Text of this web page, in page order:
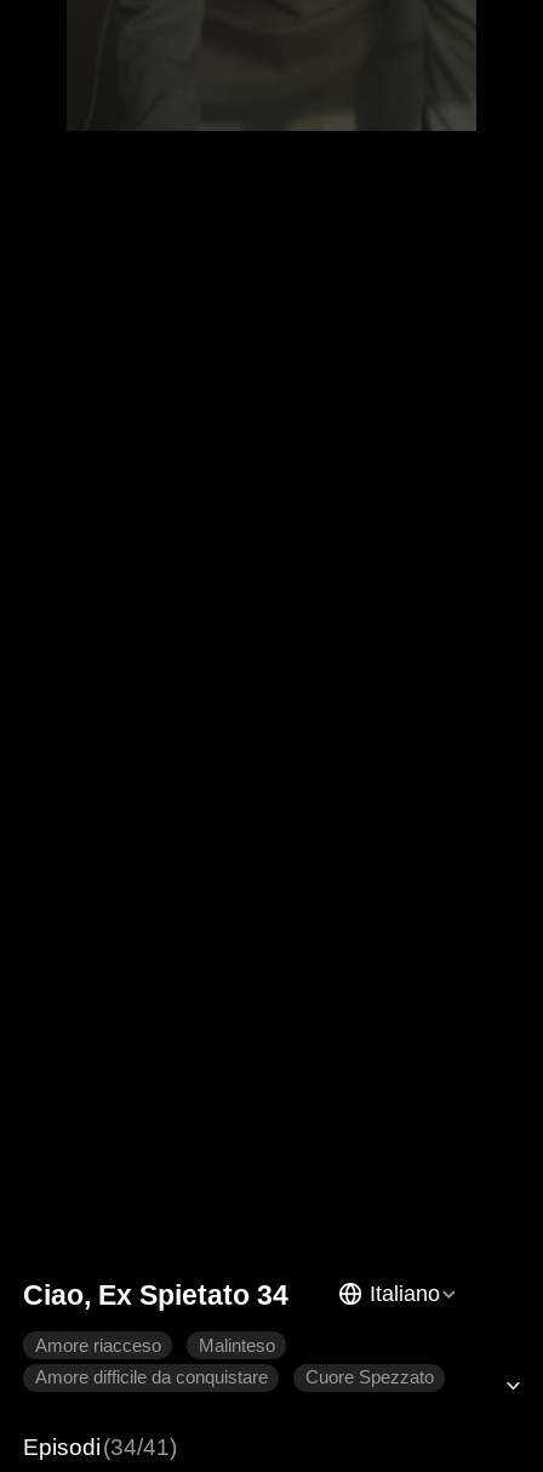
Ciao, Ex Spietato 34 Italiano
Amore riacceso
Malinteso
Amore difficile da conquistare
Cuore Spezzato
Episodi(34/41)